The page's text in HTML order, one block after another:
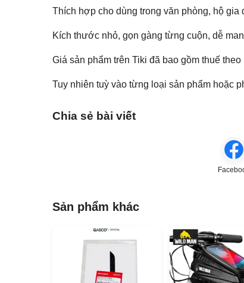
Thích hợp cho dùng trong văn phòng, hộ
Kích thước nhỏ, gọn gàng từng cuộn, dễ
Giá sản phẩm trên Tiki đã bao gồm thuế
Tuy nhiên tuỳ vào từng loại sản phẩm hoặc
Chia sẻ bài viết
Sản phẩm khác